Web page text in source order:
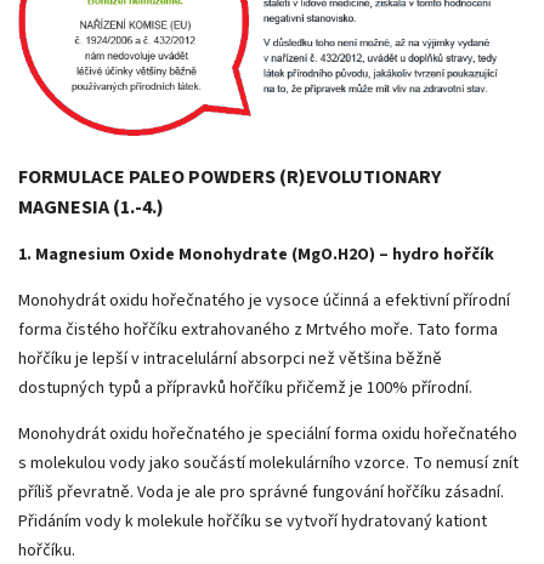
FORMULACE PALEO POWDERS (R)EVOLUTIONARY
MAGNESIA (1.-4.)
1. Magnesium Oxide Monohydrate (MgO.H2O) – hydro hořčík
Monohydrát oxidu hořečnatého je vysoce účinná a efektivní přírodní
forma čistého hořčíku extrahovaného z Mrtvého moře. Tato forma
hořčíku je lepší v intracelulární absorpci než většina běžně
dostupných typů a přípravků hořčíku přičemž je 100% přírodní.
Monohydrát oxidu hořečnatého je speciální forma oxidu hořečnatého
s molekulou vody jako součástí molekulárního vzorce. To nemusí znít
příliš převratně. Voda je ale pro správné fungování hořčíku zásadní.
Přidáním vody k molekule hořčíku se vytvoří hydratovaný kationt
hořčíku.